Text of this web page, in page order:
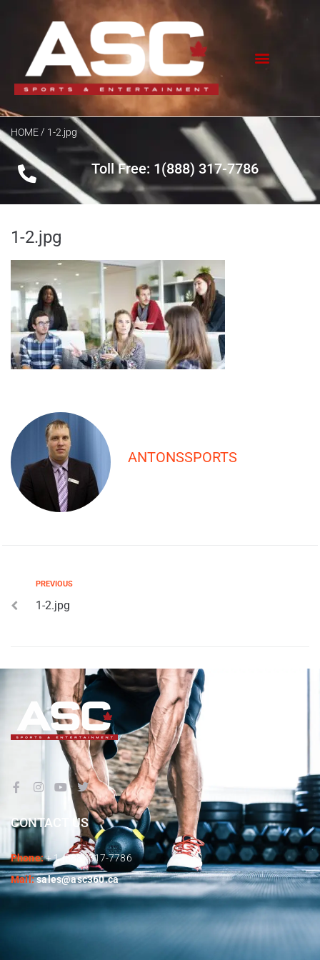
HOME/ 1-2.jpg
Toll Free: 1(888) 317-7786
1-2.jpg
ANTONSSPORTS
PREVIOUS
1-2.jpg
CONTACT US
Phone:+ 1 (888) 317-7786
Mail:sales@asc360.ca